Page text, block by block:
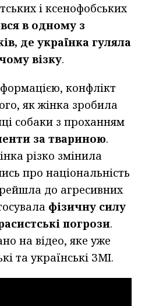
і ксенофобських
в одному з
де українка гуляла
візку.
конфлікт
як жінка зробила
собаки з проханням
за твариною.
різко змінила
про національність
до агресивних
фізичну силу
погрози.
на відео, яке уже
та українські ЗМІ.